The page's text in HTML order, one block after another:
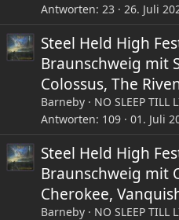
Antworten 23 26. Juli
Steel Held High
Braunschweig mit
Colossus, The
Barneby
NO SLEEP TILL
Antworten 109 01. Juli
Steel Held High
Braunschweig mit
Cherokee,
Barneby
NO SLEEP TILL